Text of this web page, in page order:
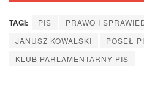
TAGI: PIS
PRAWO I
JANUSZ KOWALSKI
POSEŁ
KLUB PARLAMENTARNY PIS